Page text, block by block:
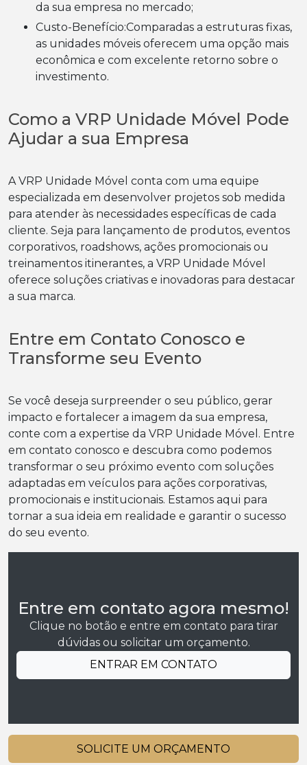
da sua empresa no mercado;
Custo-Benefício:Comparadas a estruturas fixas,
as unidades móveis oferecem uma opção mais
econômica e com excelente retorno sobre o
investimento.
Como a VRP Unidade Móvel Pode
Ajudar a sua Empresa
A VRP Unidade Móvel conta com uma equipe
especializada em desenvolver projetos sob medida
para atender às necessidades específicas de cada
cliente. Seja para lançamento de produtos, eventos
corporativos, roadshows, ações promocionais ou
treinamentos itinerantes, a VRP Unidade Móvel
oferece soluções criativas e inovadoras para destacar
a sua marca.
Entre em Contato Conosco e
Transforme seu Evento
Se você deseja surpreender o seu público, gerar
impacto e fortalecer a imagem da sua empresa,
conte com a expertise da VRP Unidade Móvel. Entre
em contato conosco e descubra como podemos
transformar o seu próximo evento com soluções
adaptadas em veículos para ações corporativas,
promocionais e institucionais. Estamos aqui para
tornar a sua ideia em realidade e garantir o sucesso
do seu evento.
Entre em contato agora mesmo!
Clique no botão e entre em contato para tirar
dúvidas ou solicitar um orçamento.
ENTRAR EM CONTATO
SOLICITE UM ORÇAMENTO